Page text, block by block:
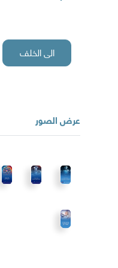
الى الخلف
عرض الصور